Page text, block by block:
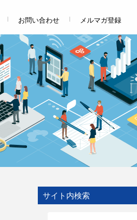
お問い合わせ メルマガ登録
サイト内検索